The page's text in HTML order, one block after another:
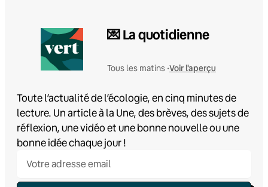
💌 La quotidienne
Tous les matins •Voir l'aperçu
Toute l’actualité de l’écologie, en cinq minutes de
lecture. Un article à la Une, des brèves, des sujets de
réflexion, une vidéo et une bonne nouvelle ou une
bonne idée chaque jour !